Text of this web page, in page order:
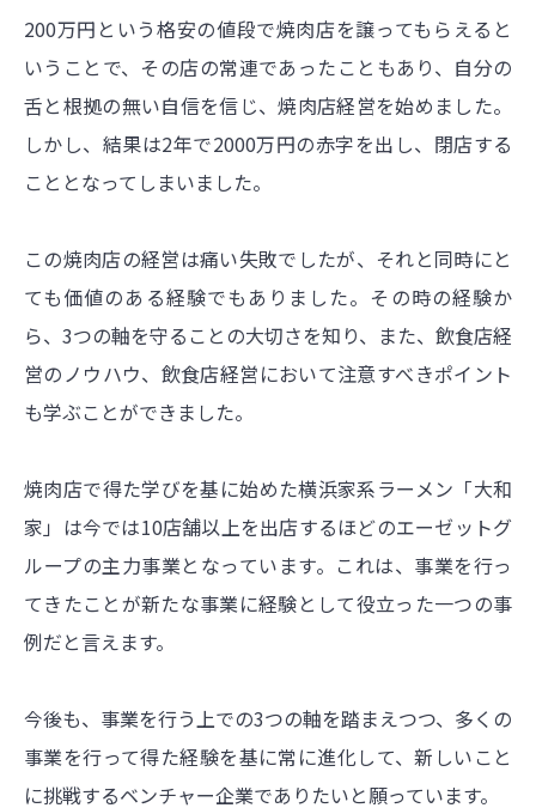
200万円という格安の値段で焼肉店を譲ってもらえると
いうことで、その店の常連であったこともあり、自分の
舌と根拠の無い自信を信じ、焼肉店経営を始めました。
しかし、結果は2年で2000万円の赤字を出し、閉店する
こととなってしまいました。
この焼肉店の経営は痛い失敗でしたが、それと同時にと
ても価値のある経験でもありました。その時の経験か
ら、3つの軸を守ることの大切さを知り、また、飲食店経
営のノウハウ、飲食店経営において注意すべきポイント
も学ぶことができました。
焼肉店で得た学びを基に始めた横浜家系ラーメン「大和
家」は今では10店舗以上を出店するほどのエーゼットグ
ループの主力事業となっています。これは、事業を行っ
てきたことが新たな事業に経験として役立った一つの事
例だと言えます。
今後も、事業を行う上での3つの軸を踏まえつつ、多くの
事業を行って得た経験を基に常に進化して、新しいこと
に挑戦するベンチャー企業でありたいと願っています。